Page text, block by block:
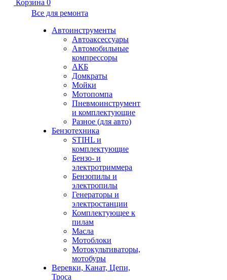
Корзина 0
Все для ремонта
Автоинструменты
Автоаксессуары
Автомобильные
компрессоры
АКБ
Домкраты
Мойки
Мотопомпа
Пневмоинструмент
и комплектующие
Разное (для авто)
Бензотехника
STIHL и
комплектующие
Бензо- и
электротриммера
Бензопилы и
электропилы
Генераторы и
электростанции
Комплектующее к
пилам
Масла
Мотоблоки
Мотокультиваторы,
мотобуры
Веревки, Канат, Цепи,
Троса